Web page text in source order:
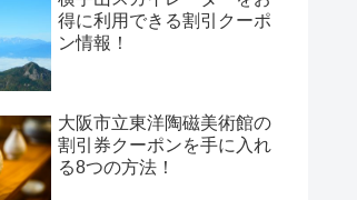
得に利用できる割引クーポ
ン情報！
大阪市立東洋陶磁美術館の
割引券クーポンを手に入れ
る8つの方法！